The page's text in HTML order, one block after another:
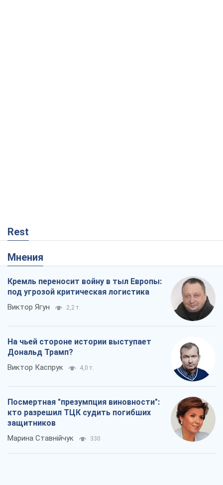
Rest
Мнения
Кремль переносит войну в тыл Европы:
под угрозой критическая логистика
Виктор Ягун 2,2 т.
На чьей стороне истории выступает
Дональд Трамп?
Виктор Каспрук 4,0 т.
Посмертная "презумпция виновности":
кто разрешил ТЦК судить погибших
защитников
Марина Ставнійчук 330